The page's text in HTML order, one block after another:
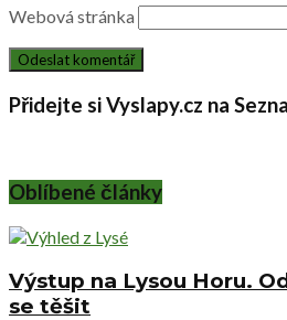
Webová stránka
Přidejte si Vyslapy.cz na
Oblíbené články
Výstup na Lysou Horu.
se těšit